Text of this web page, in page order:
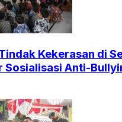
Kekerasan di
Sosialisasi Anti-